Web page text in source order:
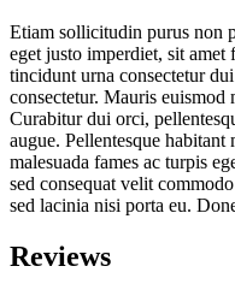
Etiam sollicitudin purus non
eget justo imperdiet, sit amet
tincidunt urna consectetur
consectetur. Mauris euismod
Curabitur dui orci,
augue. Pellentesque habitant
malesuada fames ac turpis
sed consequat velit
sed lacinia nisi porta eu.
Reviews